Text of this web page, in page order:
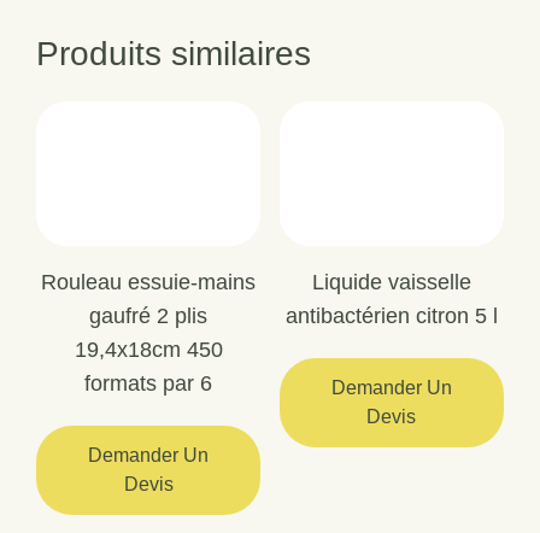
Produits similaires
Rouleau essuie-mains
gaufré 2 plis
19,4x18cm 450
formats par 6
Demander Un
Devis
Liquide vaisselle
antibactérien citron 5 l
Demander Un
Devis